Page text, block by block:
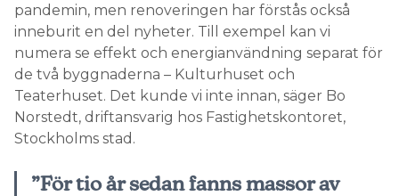
pandemin, men renoveringen har förstås också
inneburit en del nyheter. Till exempel kan vi
numera se effekt och energianvändning separat för
de två byggnaderna – Kulturhuset och
Teaterhuset. Det kunde vi inte innan, säger Bo
Norstedt, driftansvarig hos Fastighetskontoret,
Stockholms stad.
”För tio år sedan fanns massor av